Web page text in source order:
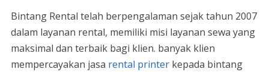
Bintang Rental telah berpengalaman sejak tahun 2007
dalam layanan rental, memiliki misi layanan sewa yang
maksimal dan terbaik bagi klien. banyak klien
mempercayakan jasa rental printerkepada bintang